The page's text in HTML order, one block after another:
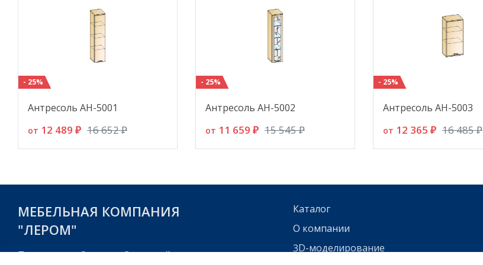
- 25%
Антресоль АН-5001
от 12 489 ₽ 16 652 ₽
- 25%
Антресоль АН-5002
от 11 659 ₽ 15 545 ₽
- 25%
Антресоль АН-5003
от 12 365 ₽ 16 485 ₽
МЕБЕЛЬНАЯ КОМПАНИЯ
"ЛЕРОМ"
Пензенская область, г. Заречный,
Каталог
О компании
3D-моделирование